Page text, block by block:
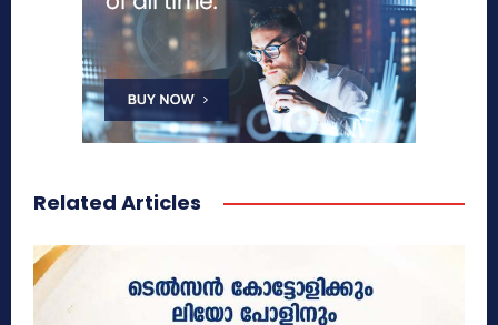
Related Articles